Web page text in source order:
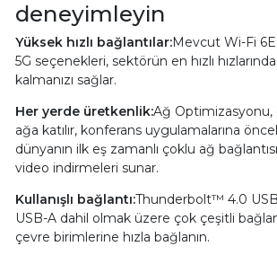
deneyimleyin
Yüksek hızlı bağlantılar:Mevcut Wi-Fi
5G seçenekleri, sektörün en hızlı
kalmanızı sağlar.
Her yerde üretkenlik:Ağ
ağa katılır, konferans uygulamalarına
dünyanın ilk eş zamanlı çoklu ağ
video indirmeleri sunar.
Kullanışlı bağlantı:Thunderbolt™ 4.0
USB-A dahil olmak üzere çok çeşitli
çevre birimlerine hızla bağlanın.